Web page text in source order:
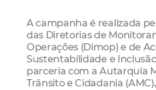
A campanha é realizada
das Diretorias de
Operações (Dimop) e de
Sustentabilidade e
parceria com a Autarquia
Trânsito e Cidadania